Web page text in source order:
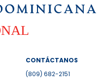
CONTÁCTANOS
(809) 682-2151